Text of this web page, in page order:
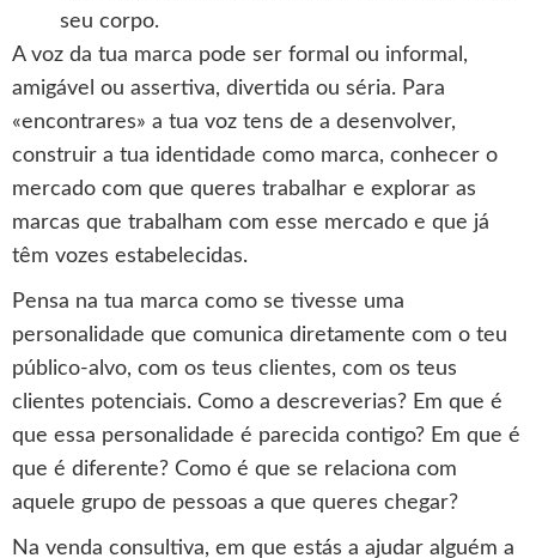
seu corpo.
A voz da tua marca pode ser formal ou informal,
amigável ou assertiva, divertida ou séria. Para
«encontrares» a tua voz tens de a desenvolver,
construir a tua identidade como marca, conhecer o
mercado com que queres trabalhar e explorar as
marcas que trabalham com esse mercado e que já
têm vozes estabelecidas.
Pensa na tua marca como se tivesse uma
personalidade que comunica diretamente com o teu
público-alvo, com os teus clientes, com os teus
clientes potenciais. Como a descreverias? Em que é
que essa personalidade é parecida contigo? Em que é
que é diferente? Como é que se relaciona com
aquele grupo de pessoas a que queres chegar?
Na venda consultiva, em que estás a ajudar alguém a